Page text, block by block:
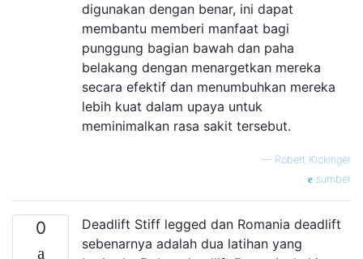
digunakan dengan benar, ini dapat
membantu memberi manfaat bagi
punggung bagian bawah dan paha
belakang dengan menargetkan mereka
secara efektif dan menumbuhkan mereka
lebih kuat dalam upaya untuk
meminimalkan rasa sakit tersebut.
— Robert Kickinger
sumber
0
Deadlift Stiff legged dan Romania deadlift
sebenarnya adalah dua latihan yang